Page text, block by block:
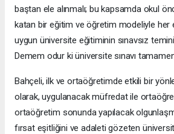
baştan ele alınmalı; bu kapsamda okul
katan bir eğitim ve öğretim modeliyle her
uygun üniversite eğitiminin sınavsız temini
Demem odur ki üniversite sınavı tamamen
Bahçeli, ilk ve ortaöğretimde etkili bir
olarak, uygulanacak müfredat ile
ortaöğretim sonunda yapılacak
fırsat eşitliğini ve adaleti gözeten